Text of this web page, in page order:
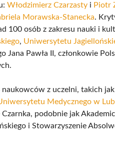
Włodzimierz Czarzasty i Piotr
Morawska-Stanecka.
100 osób z zakresu nauki i
, Uniwersytetu
Jana Pawła II, członkowie
z uczelni, takich
Medycznego w
podobnie jak
i Stowarzyszenie